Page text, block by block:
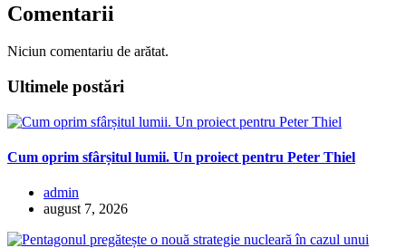
Comentarii
Niciun comentariu de arătat.
Ultimele postări
Cum oprim sfârșitul lumii. Un proiect pentru Peter Thiel
admin
august 7, 2026